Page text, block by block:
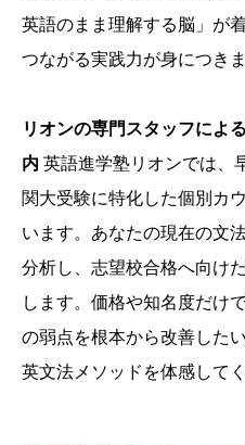
英語のまま理解する脳」が
つながる実践力が身につきま
リオンの専門スタッフによ
内 英語進学塾リオンでは、
関大受験に特化した個別カ
います。 あなたの現在の文
分析し、 志望校合格へ向け
します。 価格や知名度だけ
の弱点を根本から改善したい
英文法メソッドを体感してく